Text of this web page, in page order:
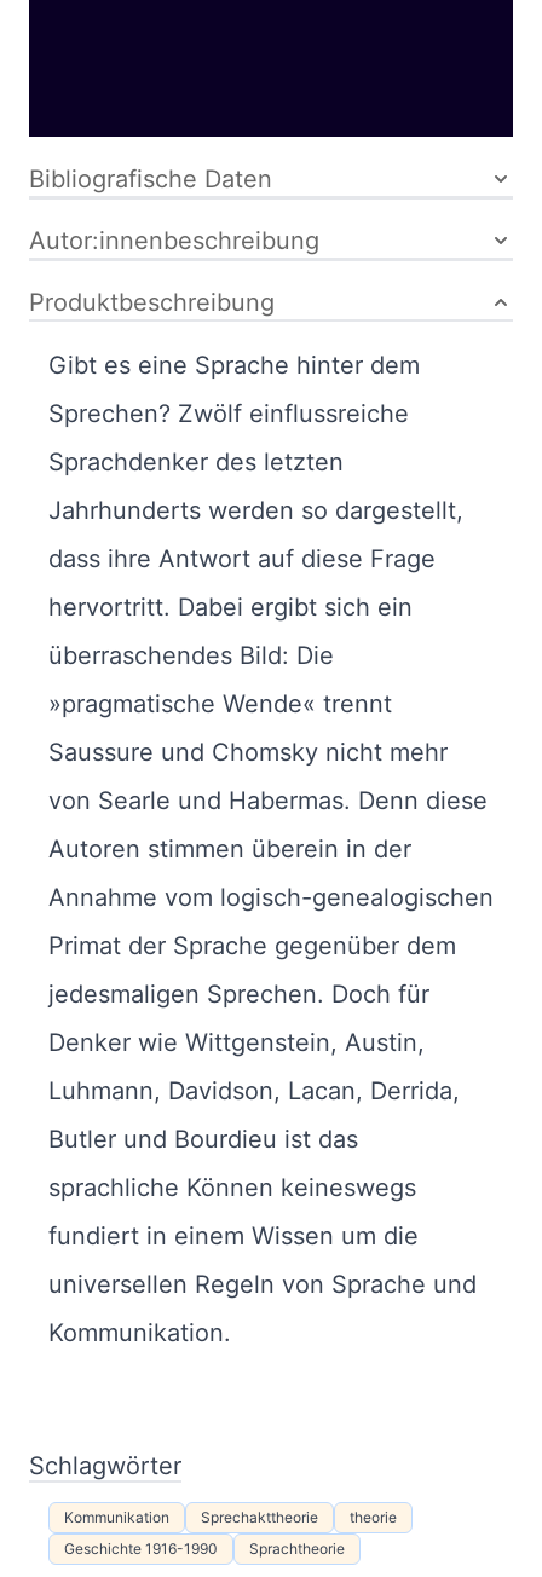
Bibliografische Daten
Autor:innenbeschreibung
Produktbeschreibung
Gibt es eine Sprache hinter dem
Sprechen? Zwölf einflussreiche
Sprachdenker des letzten
Jahrhunderts werden so dargestellt,
dass ihre Antwort auf diese Frage
hervortritt. Dabei ergibt sich ein
überraschendes Bild: Die
»pragmatische Wende« trennt
Saussure und Chomsky nicht mehr
von Searle und Habermas. Denn diese
Autoren stimmen überein in der
Annahme vom logisch-genealogischen
Primat der Sprache gegenüber dem
jedesmaligen Sprechen. Doch für
Denker wie Wittgenstein, Austin,
Luhmann, Davidson, Lacan, Derrida,
Butler und Bourdieu ist das
sprachliche Können keineswegs
fundiert in einem Wissen um die
universellen Regeln von Sprache und
Kommunikation.
Schlagwörter
Kommunikation Sprechakttheorie
theorie
Geschichte 1916-1990
Sprachtheorie